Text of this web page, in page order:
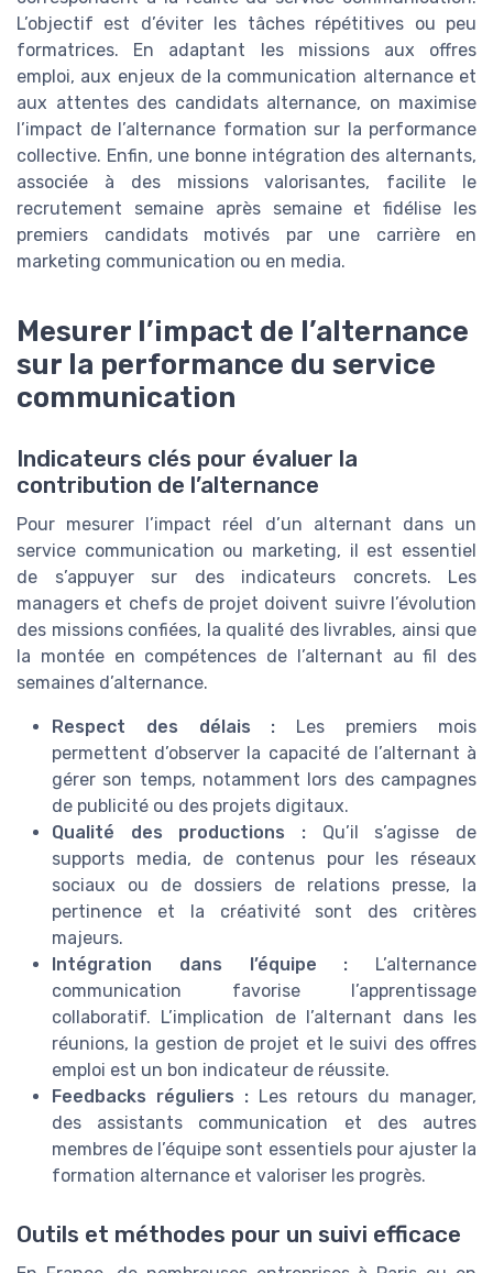
L’objectif est d’éviter les tâches répétitives ou peu
formatrices. En adaptant les missions aux offres
emploi, aux enjeux de la communication alternance et
aux attentes des candidats alternance, on maximise
l’impact de l’alternance formation sur la performance
collective. Enfin, une bonne intégration des alternants,
associée à des missions valorisantes, facilite le
recrutement semaine après semaine et fidélise les
premiers candidats motivés par une carrière en
marketing communication ou en media.
Mesurer l’impact de l’alternance
sur la performance du service
communication
Indicateurs clés pour évaluer la
contribution de l’alternance
Pour mesurer l’impact réel d’un alternant dans un
service communication ou marketing, il est essentiel
de s’appuyer sur des indicateurs concrets. Les
managers et chefs de projet doivent suivre l’évolution
des missions confiées, la qualité des livrables, ainsi que
la montée en compétences de l’alternant au fil des
semaines d’alternance.
Respect des délais : Les premiers mois
permettent d’observer la capacité de l’alternant à
gérer son temps, notamment lors des campagnes
de publicité ou des projets digitaux.
Qualité des productions : Qu’il s’agisse de
supports media, de contenus pour les réseaux
sociaux ou de dossiers de relations presse, la
pertinence et la créativité sont des critères
majeurs.
Intégration dans l’équipe : L’alternance
communication favorise l’apprentissage
collaboratif. L’implication de l’alternant dans les
réunions, la gestion de projet et le suivi des offres
emploi est un bon indicateur de réussite.
Feedbacks réguliers : Les retours du manager,
des assistants communication et des autres
membres de l’équipe sont essentiels pour ajuster la
formation alternance et valoriser les progrès.
Outils et méthodes pour un suivi efficace